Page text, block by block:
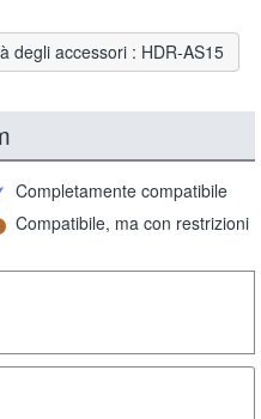
degli accessori : HDR-AS15
Completamente compatibile
Compatibile, ma con restrizioni